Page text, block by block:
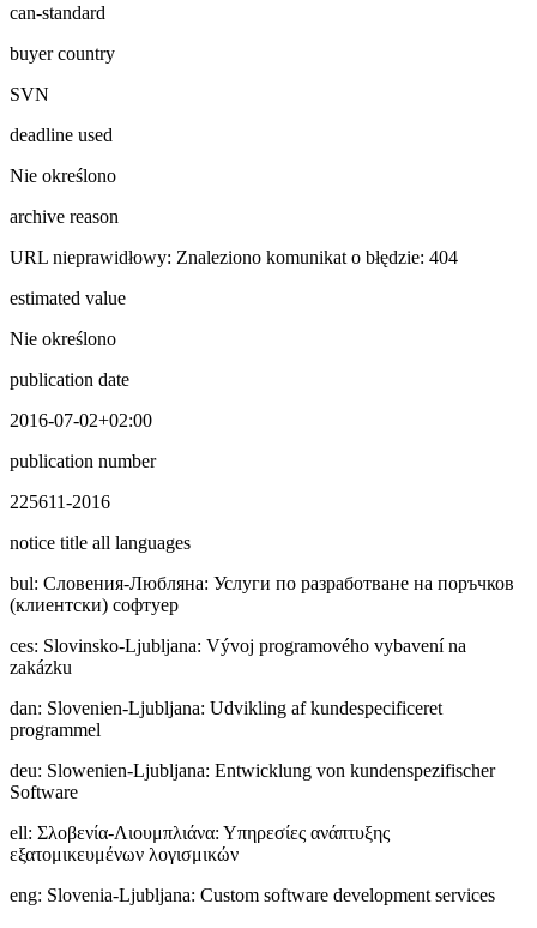
can-standard
buyer country
SVN
deadline used
Nie określono
archive reason
URL nieprawidłowy: Znaleziono komunikat o błędzie: 404
estimated value
Nie określono
publication date
2016-07-02+02:00
publication number
225611-2016
notice title all languages
bul: Cлoвeния-Любляна: Услуги по разработване на поръчков
(клиентски) софтуер
ces: Slovinsko-Ljubljana: Vývoj programového vybavení na
zakázku
dan: Slovenien-Ljubljana: Udvikling af kundespecificeret
programmel
deu: Slowenien-Ljubljana: Entwicklung von kundenspezifischer
Software
ell: Σλοβενία-Λιουμπλιάνα: Υπηρεσίες ανάπτυξης
εξατομικευμένων λογισμικών
eng: Slovenia-Ljubljana: Custom software development services